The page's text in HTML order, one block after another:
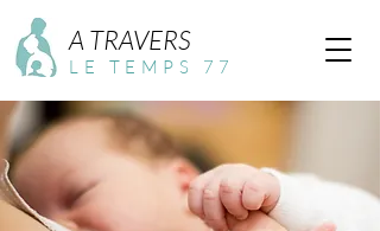
LE TEMPS 77
A TRAVERS